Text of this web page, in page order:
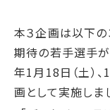
ESGデータ
サステナブル
GRIスタンダー
本３企画は以下の
期待の若手選手
年1月18日（土）
画として実施しま